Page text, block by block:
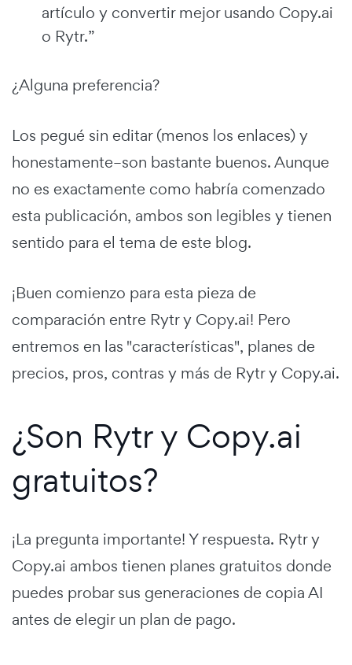
artículo y convertir mejor usando Copy.ai
o Rytr.”
¿Alguna preferencia?
Los pegué sin editar (menos los enlaces) y
honestamente–son bastante buenos. Aunque
no es exactamente como habría comenzado
esta publicación, ambos son legibles y tienen
sentido para el tema de este blog.
¡Buen comienzo para esta pieza de
comparación entre Rytr y Copy.ai! Pero
entremos en las "características", planes de
precios, pros, contras y más de Rytr y Copy.ai.
¿Son Rytr y Copy.ai
gratuitos?
¡La pregunta importante! Y respuesta. Rytr y
Copy.ai ambos tienen planes gratuitos donde
puedes probar sus generaciones de copia AI
antes de elegir un plan de pago.